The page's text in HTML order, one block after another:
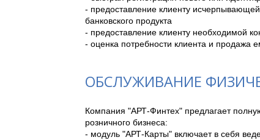
- предоставление клиенту
банковского продукта
- предоставление клиенту необходимой
- оценка потребности клиента и продажа
ОБСЛУЖИВАНИЕ
Компания "АРТ-Финтех" предлагает
розничного бизнеса:
- модуль "АРТ-Карты" включает в себя